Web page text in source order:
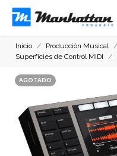
Inicio Producción Musical
Superfícies de Control MIDI
AGOTADO